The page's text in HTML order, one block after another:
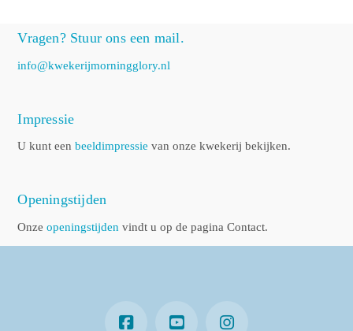
Vragen? Stuur ons een mail.
info@kwekerijmorningglory.nl
Impressie
U kunt eenbeeldimpressie van onze kwekerij bekijken.
Openingstijden
Onzeopeningstijden vindt u op de pagina Contact.